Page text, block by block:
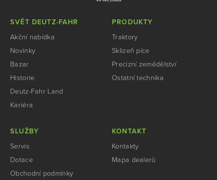
SVĚT DEUTZ-FAHR
Akční nabídka
Novinky
Bazar
Historie
Deutz-Fahr Land
Kariéra
PRODUKTY
Traktory
Sklizeň píce
Precizní zemědělství
Ostatní technika
SLUŽBY
Servis
Dotace
Obchodní podmínky
KONTAKT
Kontakty
Mapa dealerů